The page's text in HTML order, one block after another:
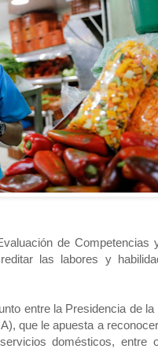
de Competencias
las labores y
entre la Presidencia de
que le apuesta a
domésticos,